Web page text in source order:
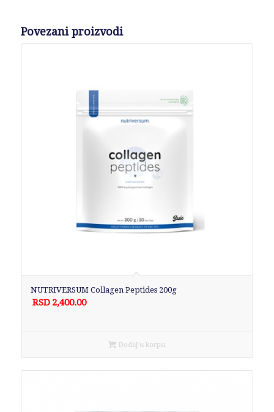
Povezani proizvodi
NUTRIVERSUM Collagen Peptides 200g
RSD 2,400.00
Dodaj u korpu